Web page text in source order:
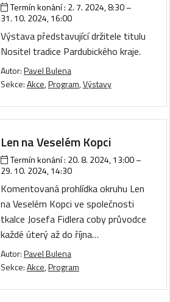
Termín konání : 2. 7. 2024, 8:30–
31. 10. 2024, 16:00
Výstava představující držitele titulu
Nositel tradice Pardubického kraje.
Autor:Pavel Bulena
Sekce:Akce,Program,Výstavy
Len na Veselém Kopci
Termín konání : 20. 8. 2024, 13:00–
29. 10. 2024, 14:30
Komentovaná prohlídka okruhu Len
na Veselém Kopci ve společnosti
tkalce Josefa Fidlera coby průvodce
každé úterý až do října…
Autor:Pavel Bulena
Sekce:Akce,Program